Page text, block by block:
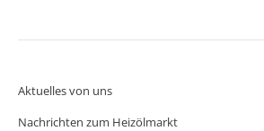
Aktuelles von uns
Nachrichten zum Heizölmarkt